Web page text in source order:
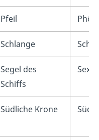
Pfeil
Schlange
Segel des
Schiffs
Südliche Krone